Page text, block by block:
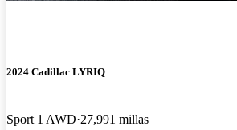
2024 Cadillac LYRIQ
Sport 1 AWD 27,991 millas